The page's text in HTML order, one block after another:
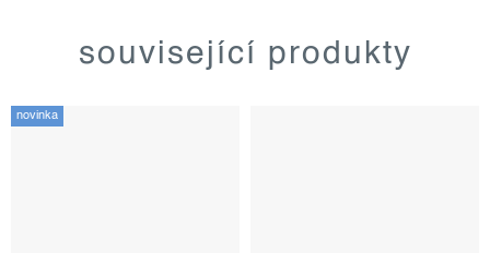
související produkty
novinka